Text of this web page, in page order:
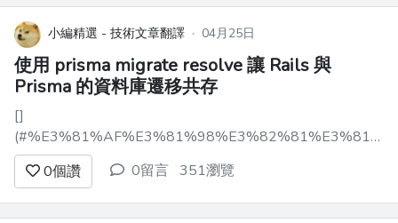
利用 Gemma 4 ...
小編精選 - 技術文章翻譯 · 04月25日
使用 prisma migrate resolve 讓 Rails 與
Prisma 的資料庫遷移共存
[]
前言 --------------------------------------------- 原則
上，對於一個資料庫，ORM 最好統一只使用一種。 不過先
略過細節，Rails 和 Hono（使用 Pr...
0個讚 0留言 351瀏覽